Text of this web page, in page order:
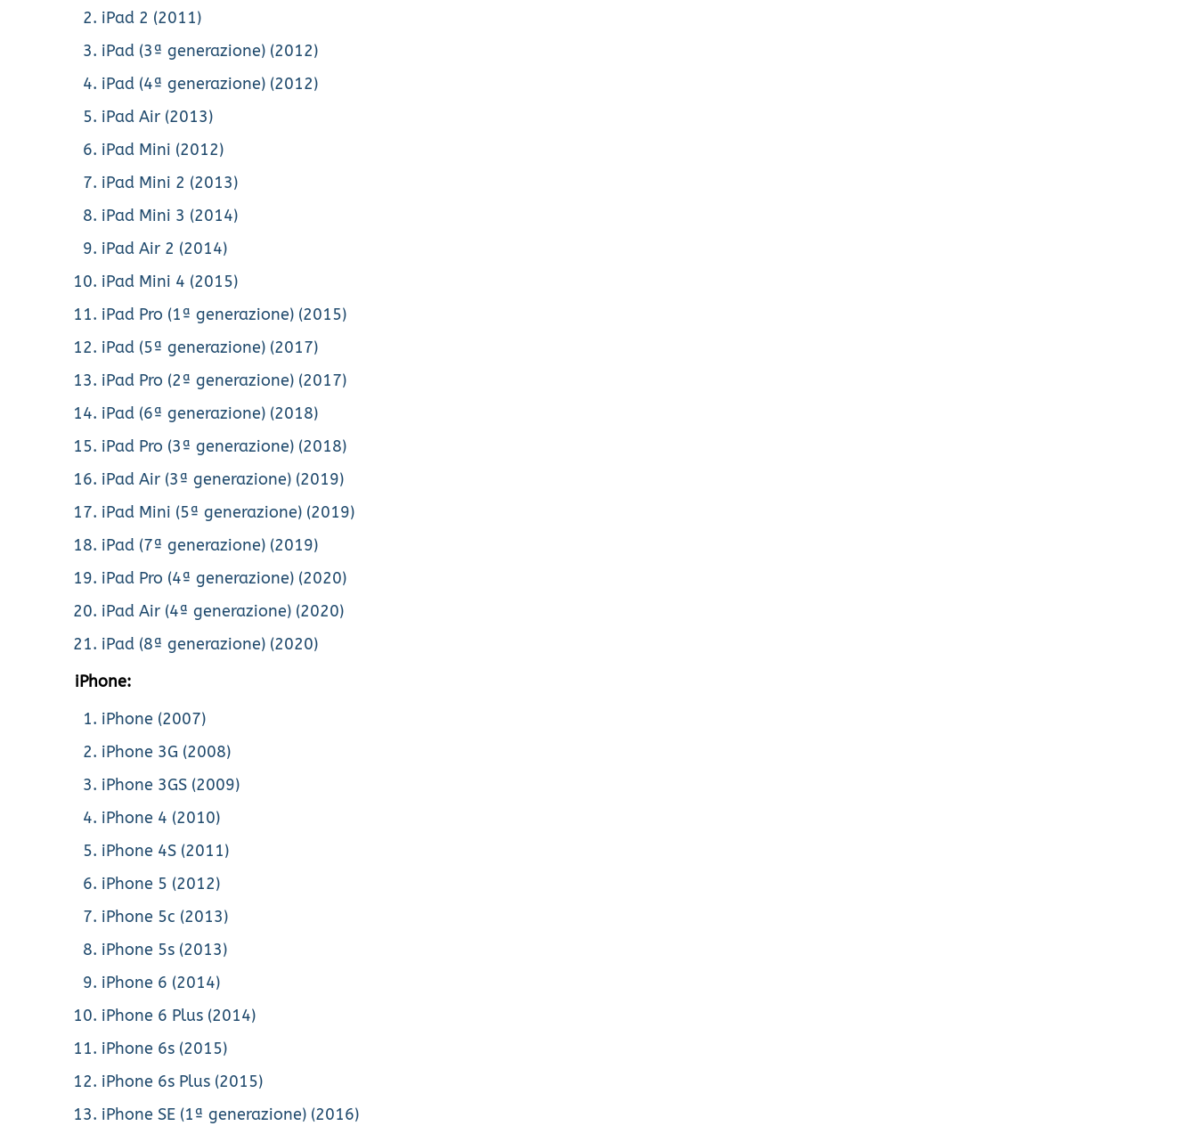
iPad 2 (2011)
iPad (3ª generazione) (2012)
iPad (4ª generazione) (2012)
iPad Air (2013)
iPad Mini (2012)
iPad Mini 2 (2013)
iPad Mini 3 (2014)
iPad Air 2 (2014)
iPad Mini 4 (2015)
iPad Pro (1ª generazione) (2015)
iPad (5ª generazione) (2017)
iPad Pro (2ª generazione) (2017)
iPad (6ª generazione) (2018)
iPad Pro (3ª generazione) (2018)
iPad Air (3ª generazione) (2019)
iPad Mini (5ª generazione) (2019)
iPad (7ª generazione) (2019)
iPad Pro (4ª generazione) (2020)
iPad Air (4ª generazione) (2020)
iPad (8ª generazione) (2020)
iPhone:
iPhone (2007)
iPhone 3G (2008)
iPhone 3GS (2009)
iPhone 4 (2010)
iPhone 4S (2011)
iPhone 5 (2012)
iPhone 5c (2013)
iPhone 5s (2013)
iPhone 6 (2014)
iPhone 6 Plus (2014)
iPhone 6s (2015)
iPhone 6s Plus (2015)
iPhone SE (1ª generazione) (2016)